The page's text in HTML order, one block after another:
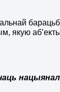
якую